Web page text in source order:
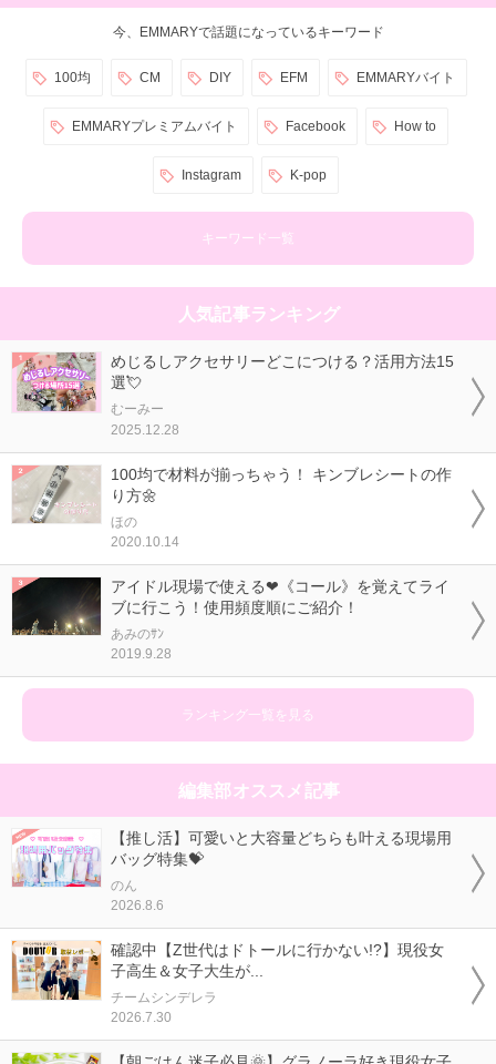
今、EMMARYで話題になっているキーワード
100均 CM DIY EFM EMMARYバイト
EMMARYプレミアムバイト Facebook How to
Instagram K-pop
キーワード一覧
人気記事ランキング
めじるしアクセサリーどこにつける？活用方法15
選💘
むーみー
2025.12.28
100均で材料が揃っちゃう！ キンブレシートの作
り方🌼
ほの
2020.10.14
アイドル現場で使える❤《コール》を覚えてライ
ブに行こう！使用頻度順にご紹介！
あみのｻﾝ
2019.9.28
ランキング一覧を見る
編集部オススメ記事
【推し活】可愛いと大容量どちらも叶える現場用
バッグ特集💝
のん
2026.8.6
確認中【Z世代はドトールに行かない!?】現役女
子高生＆女子大生が...
チームシンデレラ
2026.7.30